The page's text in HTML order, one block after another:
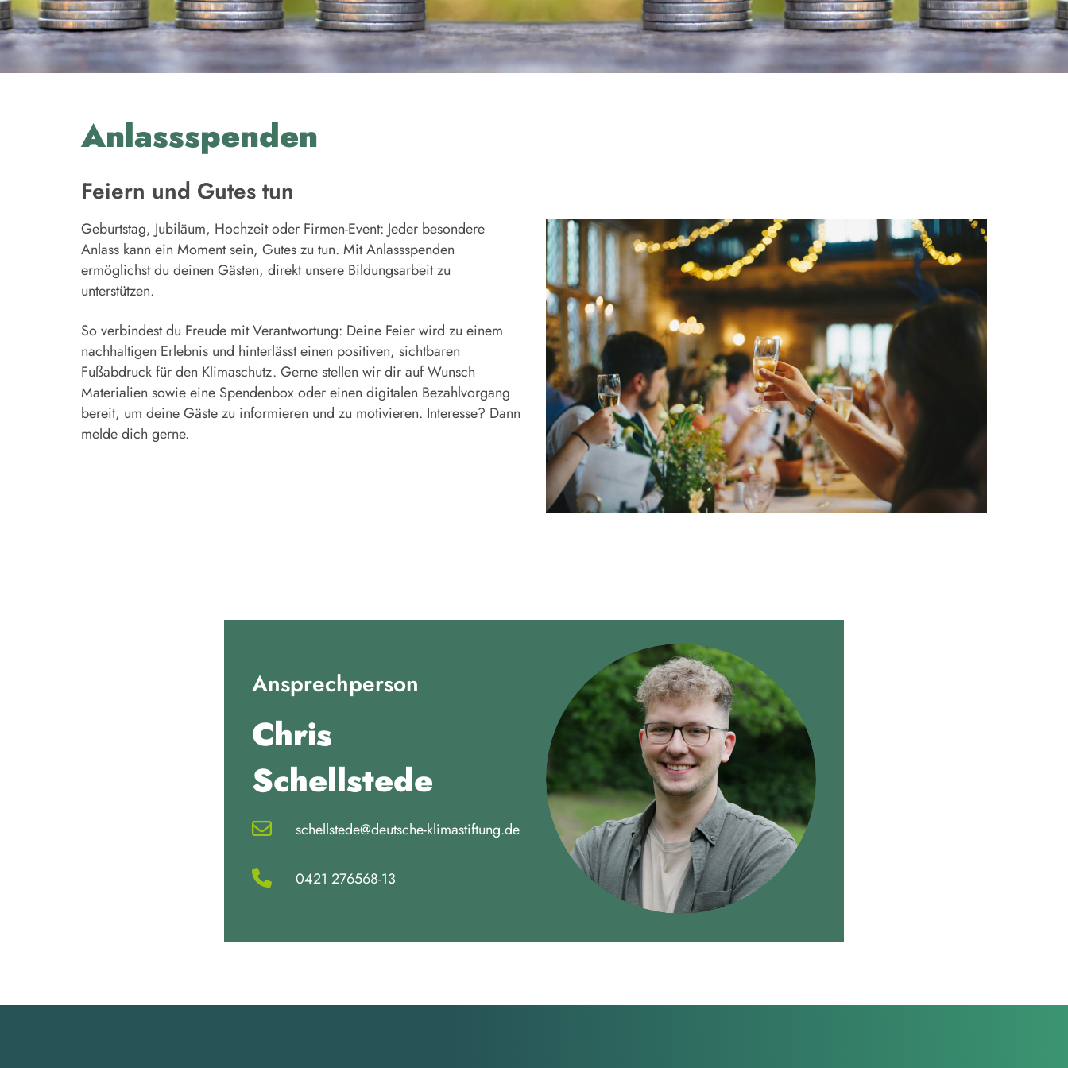
Anlassspenden
Feiern und Gutes tun
Geburtstag, Jubiläum, Hochzeit oder Firmen-Event: Jeder besondere
Anlass kann ein Moment sein, Gutes zu tun. Mit Anlassspenden
ermöglichst du deinen Gästen, direkt unsere Bildungsarbeit zu
unterstützen.
So verbindest du Freude mit Verantwortung: Deine Feier wird zu einem
nachhaltigen Erlebnis und hinterlässt einen positiven, sichtbaren
Fußabdruck für den Klimaschutz. Gerne stellen wir dir auf Wunsch
Materialien sowie eine Spendenbox oder einen digitalen Bezahlvorgang
bereit, um deine Gäste zu informieren und zu motivieren. Interesse? Dann
melde dich gerne.
Ansprechperson
Chris
Schellstede
schellstede@deutsche-klimastiftung.de
0421 276568-13